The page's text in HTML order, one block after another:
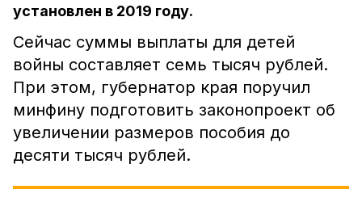
установлен в 2019 году.
Сейчас суммы выплаты для детей
войны составляет семь тысяч рублей.
При этом, губернатор края поручил
минфину подготовить законопроект об
увеличении размеров пособия до
десяти тысяч рублей.